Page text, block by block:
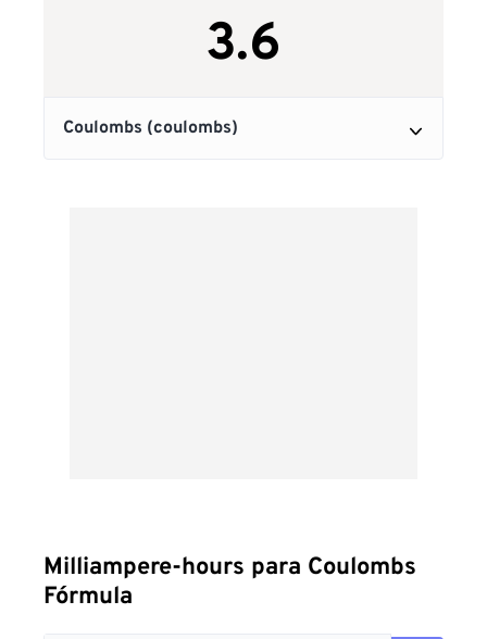
Milliampere-hours para Coulombs
Fórmula